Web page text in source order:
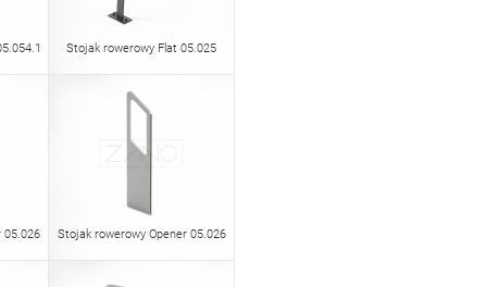
Stojak rowerowy Flat 05.025
05.026 Stojak rowerowy Opener 05.026